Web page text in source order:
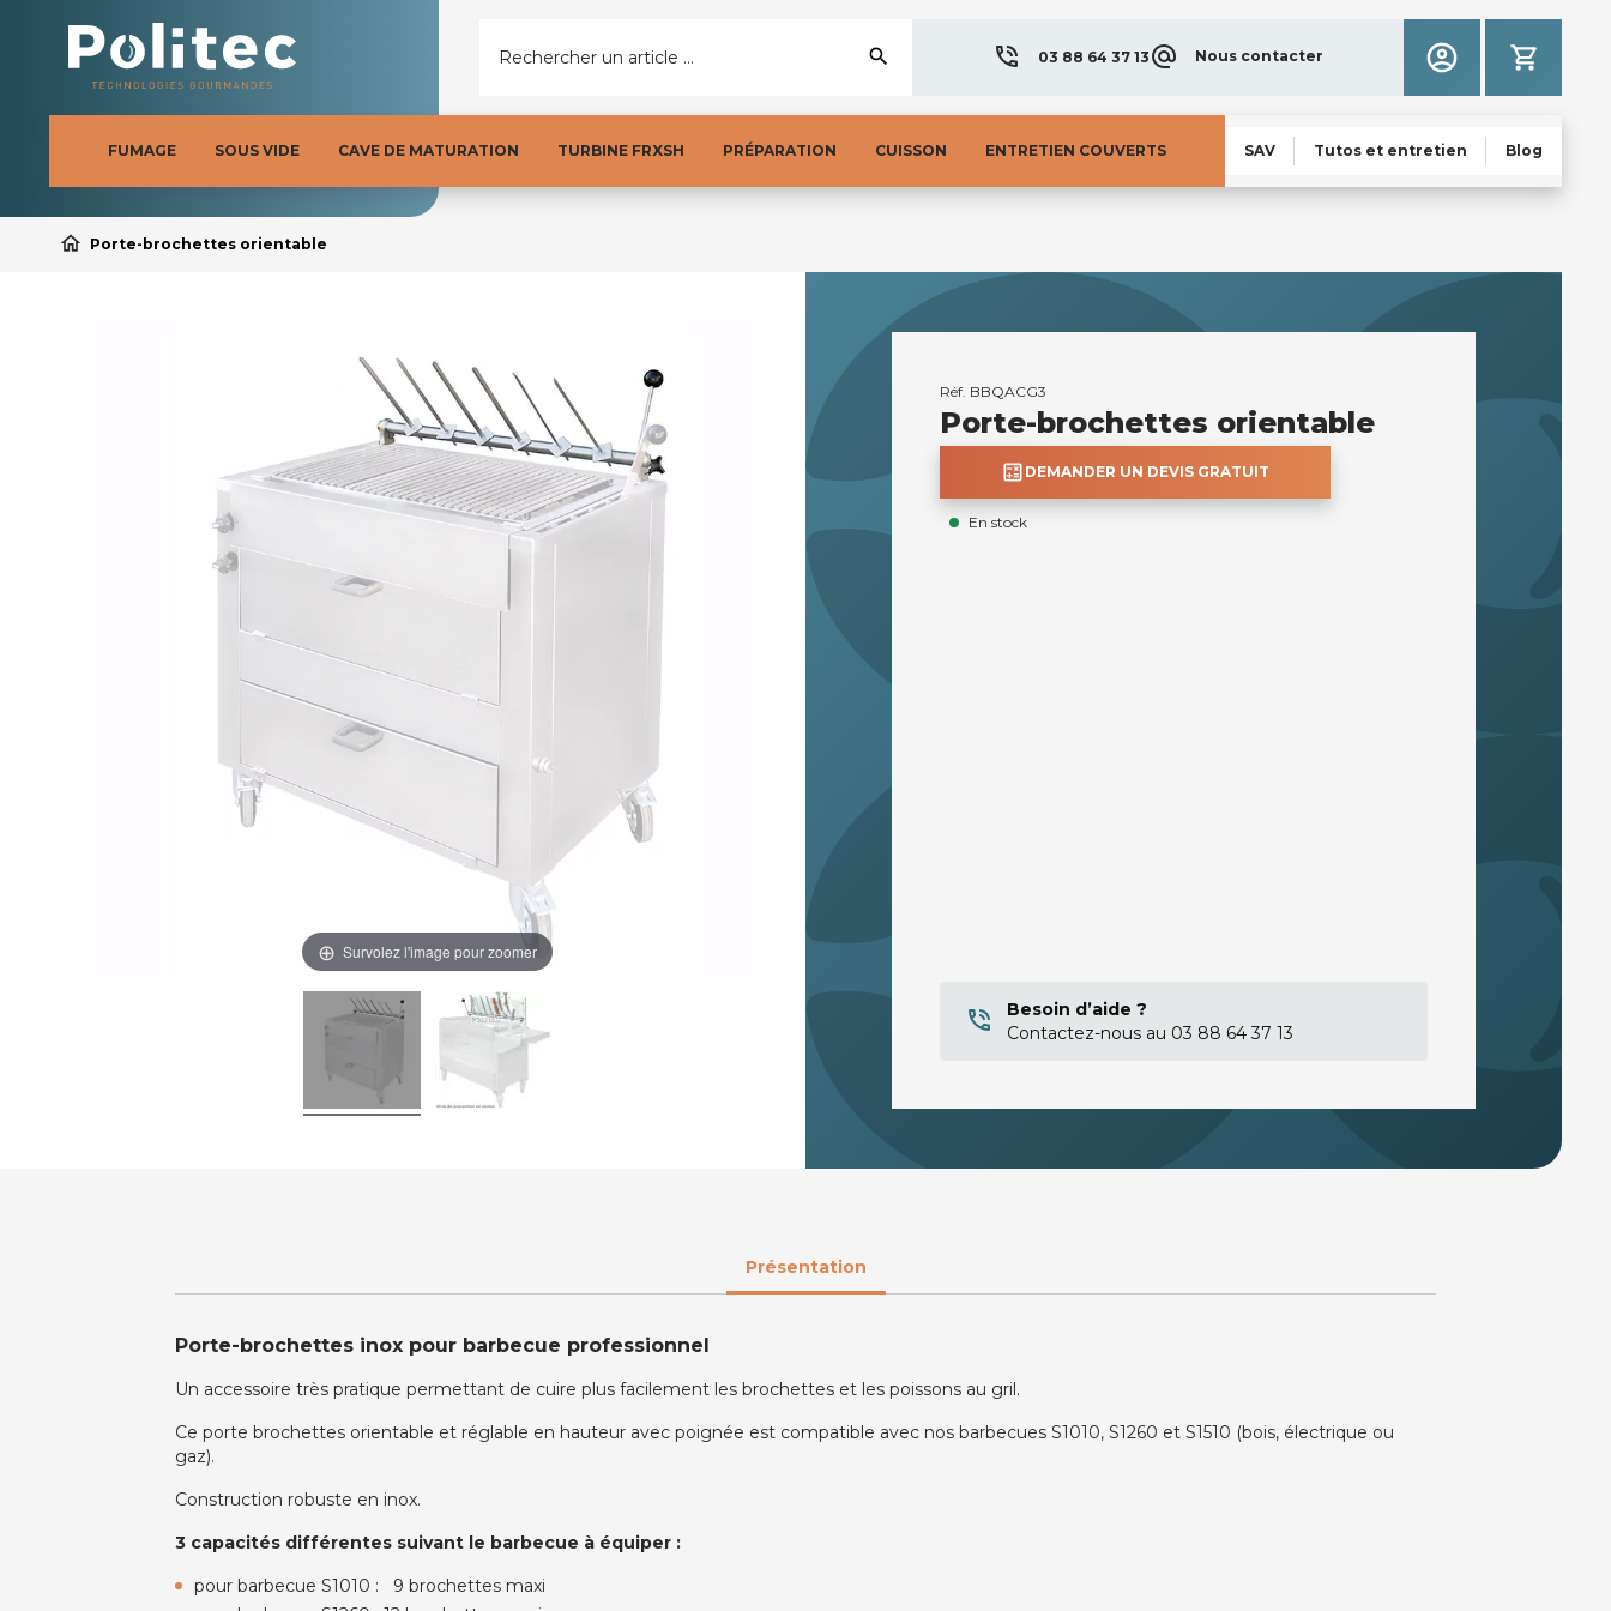
Rechercher un article ... search 03 88 64 37 13 Nous contacter
FUMAGE SOUS VIDE CAVE DE MATURATION TURBINE FRXSH PRÉPARATION CUISSON ENTRETIEN COUVERTS SAV Tutos et entretien Blog
home Porte-brochettes orientable
Survolez l'image pour zoomer
Réf. BBQACG3
Porte-brochettes orientable
calculate DEMANDER UN DEVIS GRATUIT
En stock
Besoin d’aide ?
Contactez-nous au 03 88 64 37 13
Présentation
Porte-brochettes inox pour barbecue professionnel
Un accessoire très pratique permettant de cuire plus facilement les brochettes et les poissons au gril.
Ce porte brochettes orientable et réglable en hauteur avec poignée est compatible avec nos barbecues S1010, S1260 et S1510 (bois, électrique ou
gaz).
Construction robuste en inox.
3 capacités différentes suivant le barbecue à équiper :
pour barbecue S1010 : 9 brochettes maxi